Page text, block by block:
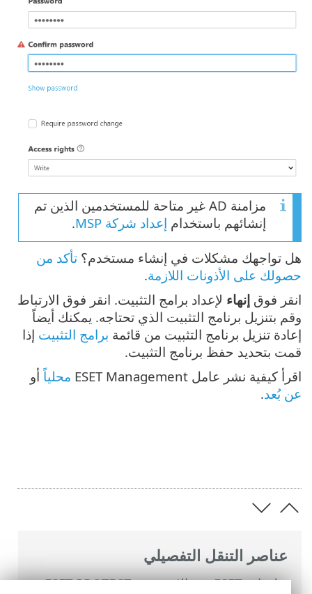
عناصر التنقل التفصيلي
تعليمات ESET عبر الإنترنت >
ESET PROTECT
مزامنة AD غير متاحة للمستخدمين الذين تم
إنشائهم باستخدام إعداد شركة MSP
.
هل تواجهك مشكلات في إنشاء مستخدم؟ تأكد من
حصولك على الأذونات اللازمة.
انقر فوق إنهاء لإعداد برامج التثبيت. انقر فوق الارتباط
وقم بتنزيل برنامج التثبيت الذي تحتاجه. يمكنك أيضاً
إعادة تنزيل برنامج التثبيت من قائمة برامج التثبيت إذا
قمت بتحديد حفظ برنامج التثبيت.
اقرأ كيفية نشر عامل ESET Management
محلياً أو
عن بُعد.